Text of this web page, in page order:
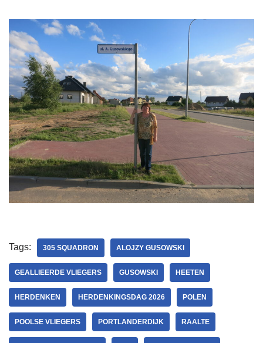
Tags: 305 SQUADRON ALOJZY GUSOWSKI
GEALLIEERDE VLIEGERS GUSOWSKI HEETEN
HERDENKEN HERDENKINGSDAG 2026 POLEN
POOLSE VLIEGERS PORTLANDERDIJK RAALTE